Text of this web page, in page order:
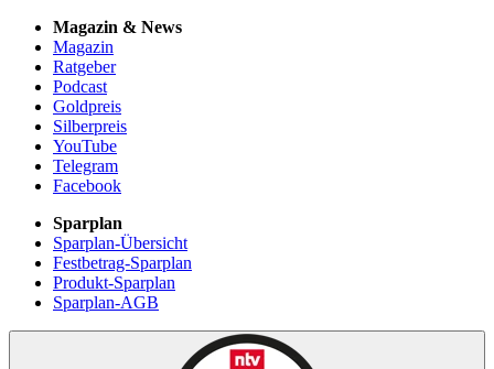
Magazin & News
Magazin
Ratgeber
Podcast
Goldpreis
Silberpreis
YouTube
Telegram
Facebook
Sparplan
Sparplan-Übersicht
Festbetrag-Sparplan
Produkt-Sparplan
Sparplan-AGB